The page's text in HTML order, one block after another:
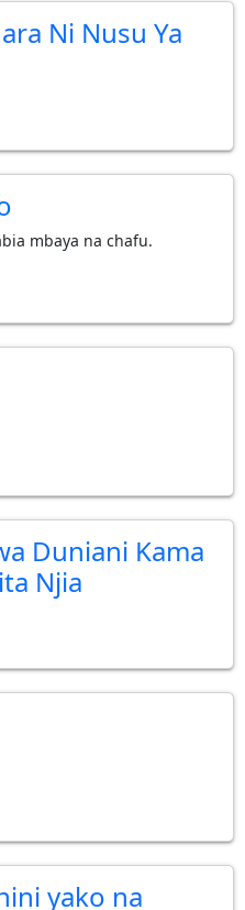
Ni Nusu Ya
mbaya na chafu.
Duniani Kama
Njia
yako na